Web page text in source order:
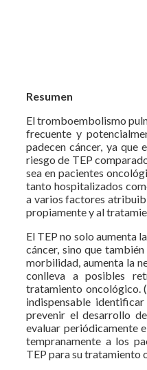
Resumen
El tromboembolismo
frecuente y
padecen cáncer, ya que
riesgo de TEP
sea en pacientes
tanto hospitalizados
a varios factores
propiamente y al
El TEP no solo aumenta
cáncer, sino que
morbilidad, aumenta la
conlleva a posibles
tratamiento oncológico.
indispensable
prevenir el desarrollo
evaluar periódicamente
tempranamente a los
TEP para su tratamiento